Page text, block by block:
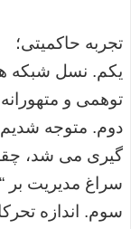
تجربه حاکمیتی؛
توهمی و
دوم. متوجه
گیری می شد،
سراغ مدیریت بر
سوم. اندازه